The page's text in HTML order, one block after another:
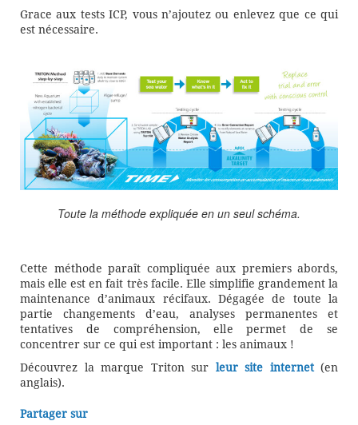
Grace aux tests ICP, vous n’ajoutez ou enlevez que ce qui
est nécessaire.
Toute la méthode expliquée en un seul schéma.
Cette méthode paraît compliquée aux premiers abords,
mais elle est en fait très facile. Elle simplifie grandement la
maintenance d’animaux récifaux. Dégagée de toute la
partie changements d’eau, analyses permanentes et
tentatives de compréhension, elle permet de se
concentrer sur ce qui est important : les animaux !
Découvrez la marque Triton sur leur site internet(en
anglais).
Partager sur